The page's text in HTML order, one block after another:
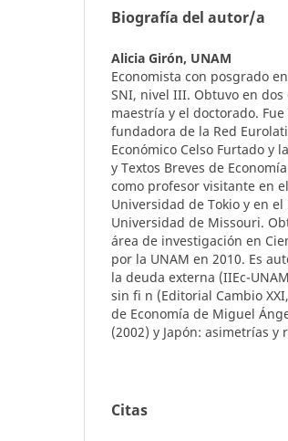
Biografía del autor/a
Alicia Girón, UNAM
Economista con posgrado
SNI, nivel III. Obtuvo en
maestría y el doctorado.
fundadora de la Red
Económico Celso Furtado y
y Textos Breves de
como profesor visitante en
Universidad de Tokio y en
Universidad de Missouri.
área de investigación en
por la UNAM en 2010. Es
la deuda externa (IIEc-
sin fi n (Editorial Cambio
de Economía de Miguel
(2002) y Japón: asimetrías
Citas